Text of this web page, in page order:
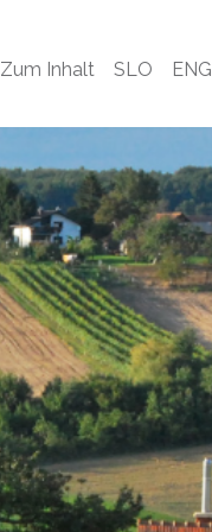
Zum Inhalt SLO ENG